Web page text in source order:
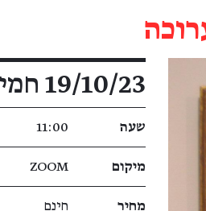
פרטי האירוע
19/10/23 חמישי
שעה 11:00
מיקום ZOOM
מחיר חינם